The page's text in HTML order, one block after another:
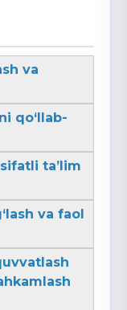
va
qo‘llab-
ta’lim
va faol